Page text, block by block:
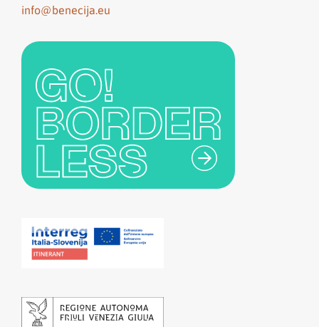
info@benecija.eu